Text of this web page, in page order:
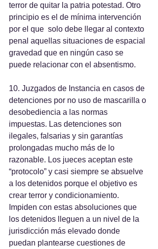
terror de quitar la patria potestad. Otro
principio es el de mínima intervención
por el que  solo debe llegar al contexto
penal aquellas situaciones de espacial
gravedad que en ningún caso se
puede relacionar con el absentismo.
10. Juzgados de Instancia en casos de
detenciones por no uso de mascarilla o
desobediencia a las normas
impuestas. Las detenciones son
ilegales, falsarias y sin garantías
prolongadas mucho más de lo
razonable. Los jueces aceptan este
“protocolo” y casi siempre se absuelve
a los detenidos porque el objetivo es
crear terror y condicionamiento.
Impiden con estas absoluciones que
los detenidos lleguen a un nivel de la
jurisdicción más elevado donde
puedan plantearse cuestiones de